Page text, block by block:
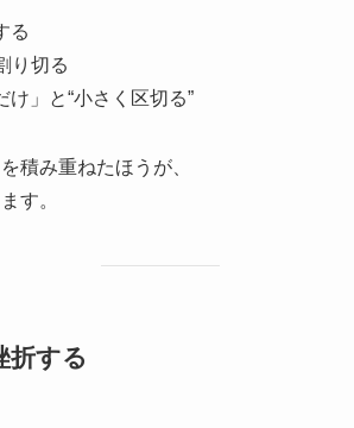
る
り切る
け」と“小さく区切る”
積み重ねたほうが、
す。
折する